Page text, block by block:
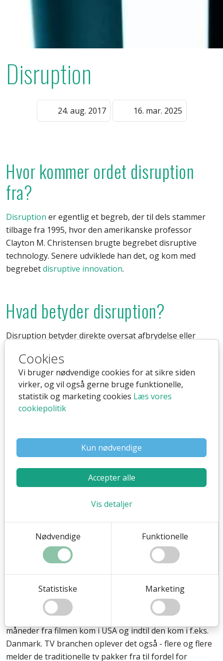
Cookies
Vi bruger nødvendige cookies for at sikre siden
virker, og vil også gerne bruge funktionelle,
statistik og marketing cookies Læs vores
cookiepolitik
Kun nødvendige
Accepter alle
Vis detaljer
Nødvendige Funktionelle
Statistiske Marketing
Disruption
24. aug. 2017 16. mar. 2025
Hvor kommer ordet disruption
fra?
Disruption er egentlig et begreb, der til dels stammer
tilbage fra 1995, hvor den amerikanske professor
Clayton M. Christensen brugte begrebet disruptive
technology. Senere udviklede han det, og kom med
begrebetdisruptive innovation.
Hvad betyder disruption?
Disruption betyder direkte oversat afbrydelse eller
bruger begrebet i dag. Typisk er disruption brugt
sammen med ord som innovation og nytænkning, og
det skyldes at begrebet bruges til at beskrive hvordan
innovation af nye produkter og services kan nedbryde
eksisterende branchers forretningsmodeller.
Eksempler på disruption
Der er mange eksempler på disruption, og nogle af de
Film- og tv-branchen
Efterhånden som streaming kom, blev brancen nødt til
at ændre sig. Videoudlejningsbutikker som Blockbuster,
mistede sit forrretningsgrundlag, og
filmudgivelsedatoer world wide var nødt til at være mere
ensartet, i modsætning til før, hvor der kunne gå 6
måneder fra filmen kom i USA og indtil den kom i f.eks.
Danmark. TV branchen oplever det også - flere og flere
melder de traditionelle tv pakker fra til fordel for